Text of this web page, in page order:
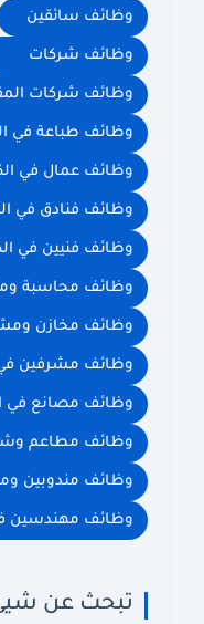
وظائف سائقين
وظائف شركات
وظائف شركات
وظائف طباعة في
وظائف عمال في
وظائف فنادق في
وظائف فنيين في
وظائف محاسبة
وظائف مخازن
وظائف مشرفين
وظائف مصانع في
وظائف مطاعم
وظائف مندوبين
وظائف مهندسين
تبحث عن